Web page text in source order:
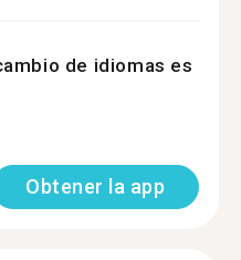
de idiomas es
Obtener la app